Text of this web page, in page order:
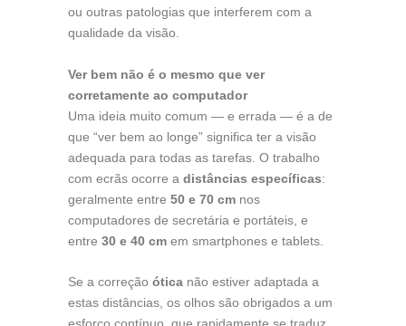
ou outras patologias que interferem com a
qualidade da visão.
Ver bem não é o mesmo que ver
corretamente ao computador
Uma ideia muito comum — e errada — é a de
que “ver bem ao longe” significa ter a visão
adequada para todas as tarefas. O trabalho
com ecrãs ocorre a distâncias específicas:
geralmente entre 50 e 70 cmnos
computadores de secretária e portáteis, e
entre 30 e 40 cmem smartphones e tablets.
Se a correção óticanão estiver adaptada a
estas distâncias, os olhos são obrigados a um